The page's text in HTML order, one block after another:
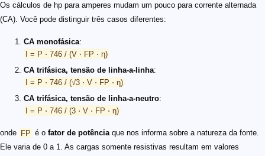
Os cálculos de hp para amperes mudam um pouco para corrente alternada
(CA). Você pode distinguir três casos diferentes:
CA monofásica:
I = P ⋅ 746 / (V ⋅ FP ⋅ η)
CA trifásica, tensão de linha-a-linha:
I = P ⋅ 746 / (√3 ⋅ V ⋅ FP ⋅ η)
CA trifásica, tensão de linha-a-neutro:
I = P ⋅ 746 / (3 ⋅ V ⋅ FP ⋅ η)
onde FP é o fator de potênciaque nos informa sobre a natureza da fonte.
Ele varia de 0 a 1. As cargas somente resistivas resultam em valores